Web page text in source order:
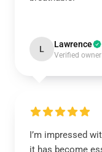
L Lawrence
Verified owner
I’m impressed
it has become